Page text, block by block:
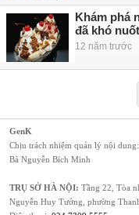
Khám phá
đã khó
12 năm trước
GenK
Chịu trách nhiệm quản lý nội dung:
Bà Nguyễn Bích Minh
TRỤ SỞ HÀ NỘI: Tầng 22, Tòa
Nguyễn Huy Tưởng, phường